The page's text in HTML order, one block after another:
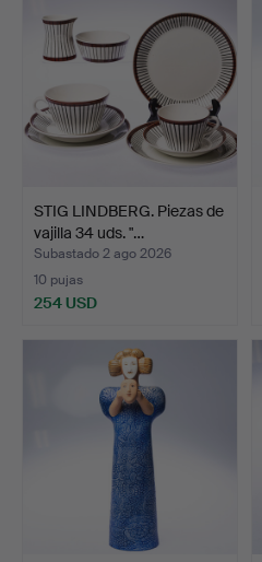
STIG LINDBERG. Piezas de
vajilla 34 uds. "…
Subastado 2 ago 2026
10 pujas
254 USD